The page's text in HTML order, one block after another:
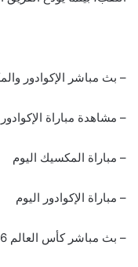
– بث مباشر الإكوادور
– مشاهدة مباراة
– مباراة المكسيك اليوم
– مباراة الإكوادور اليوم
– بث مباشر كأس العالم 2026